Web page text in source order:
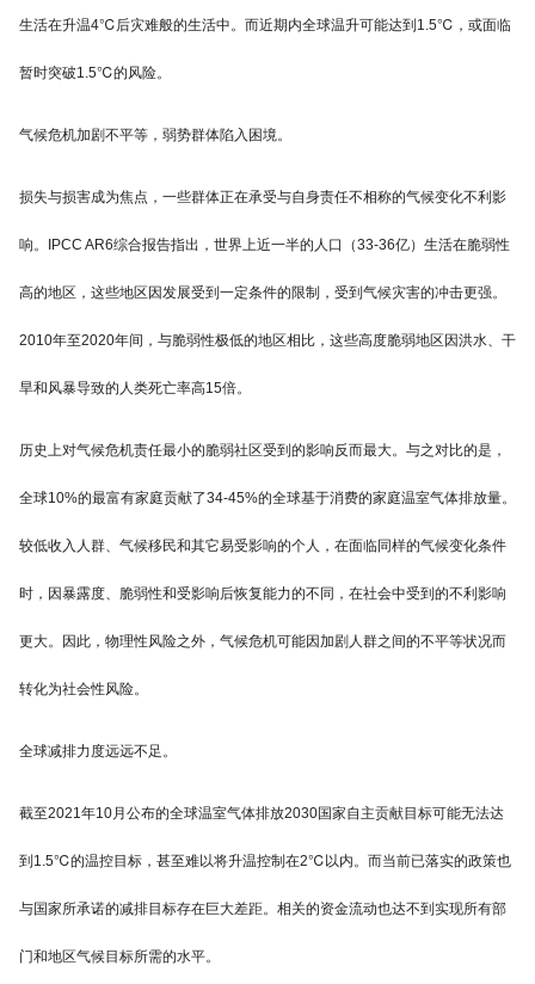
生活在升温4℃后灾难般的生活中。而近期内全球温升可能达到1.5℃，或面临
暂时突破1.5℃的风险。
气候危机加剧不平等，弱势群体陷入困境。
损失与损害成为焦点，一些群体正在承受与自身责任不相称的气候变化不利影
响。IPCC AR6综合报告指出，世界上近一半的人口（33-36亿）生活在脆弱性
高的地区，这些地区因发展受到一定条件的限制，受到气候灾害的冲击更强。
2010年至2020年间，与脆弱性极低的地区相比，这些高度脆弱地区因洪水、干
旱和风暴导致的人类死亡率高15倍。
历史上对气候危机责任最小的脆弱社区受到的影响反而最大。与之对比的是，
全球10%的最富有家庭贡献了34-45%的全球基于消费的家庭温室气体排放量。
较低收入人群、气候移民和其它易受影响的个人，在面临同样的气候变化条件
时，因暴露度、脆弱性和受影响后恢复能力的不同，在社会中受到的不利影响
更大。因此，物理性风险之外，气候危机可能因加剧人群之间的不平等状况而
转化为社会性风险。
全球减排力度远远不足。
截至2021年10月公布的全球温室气体排放2030国家自主贡献目标可能无法达
到1.5℃的温控目标，甚至难以将升温控制在2℃以内。而当前已落实的政策也
与国家所承诺的减排目标存在巨大差距。相关的资金流动也达不到实现所有部
门和地区气候目标所需的水平。